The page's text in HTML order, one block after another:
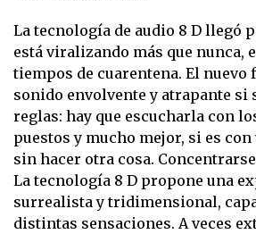
La tecnología de audio 8 D llegó
está viralizando más que nunca,
tiempos de cuarentena. El nuevo
sonido envolvente y atrapante si
reglas: hay que escucharla con
puestos y mucho mejor, si es
sin hacer otra cosa.
La tecnología 8 D propone una
surrealista y tridimensional,
distintas sensaciones. A veces